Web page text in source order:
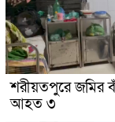
শরীয়তপুরে জমির
আহত ৩